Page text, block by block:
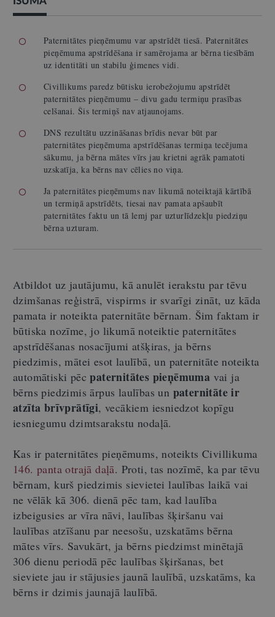
Paternitātes pieņēmumu var apstrīdēt tiesā. Paternitātes
pieņēmuma apstrīdēšana ir samērojama ar bērna tiesībām
uz identitāti un stabilu ģimenes vidi.
Civillikums paredz būtisku ierobežojumu apstrīdēt
paternitātes pieņēmumu – divu gadu termiņu prasības
celšanai. Šis termiņš nav atjaunojams.
DNS rezultātu uzzināšanas brīdis nevar būt par
paternitātes pieņēmuma apstrīdēšanas termiņa tecējuma
sākumu, ja bērna mātes vīrs jau krietni agrāk pamatoti
uzskatīja, ka bērns nav cēlies no viņa.
Ja paternitātes pieņēmums nav likumā noteiktajā kārtībā
un termiņā apstrīdēts, tiesai nav pamata apšaubīt
paternitātes faktu un tā lemj par uzturlīdzekļu piedziņu
bērna uzturam.
Atbildot uz jautājumu, kā anulēt ierakstu par tēvu
dzimšanas reģistrā, vispirms ir svarīgi zināt, uz kāda
pamata ir noteikta paternitāte bērnam. Šim faktam ir
būtiska nozīme, jo likumā noteiktie paternitātes
apstrīdēšanas nosacījumi atšķiras, ja bērns
piedzimis, mātei esot laulībā, un paternitāte noteikta
automātiski pēcpaternitātes pieņēmuma vai ja
bērns piedzimis ārpus laulības un paternitāte ir
atzīta brīvprātīgi, vecākiem iesniedzot kopīgu
iesniegumu dzimtsarakstu nodaļā.
Kas ir paternitātes pieņēmums, noteikts Civillikuma
146. panta otrajā daļā. Proti, tas nozīmē, ka par tēvu
bērnam, kurš piedzimis sievietei laulības laikā vai
ne vēlāk kā 306. dienā pēc tam, kad laulība
izbeigusies ar vīra nāvi, laulības šķiršanu vai
laulības atzīšanu par neesošu, uzskatāms bērna
mātes vīrs. Savukārt, ja bērns piedzimst minētajā
306 dienu periodā pēc laulības šķiršanas, bet
sieviete jau ir stājusies jaunā laulībā, uzskatāms, ka
bērns ir dzimis jaunajā laulībā.